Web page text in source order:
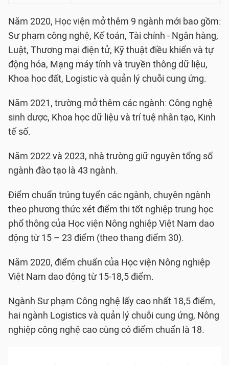
Năm 2020, Học viện mở thêm 9 ngành mới bao gồm:
Sư phạm công nghệ, Kế toán, Tài chính - Ngân hàng,
Luật, Thương mại điện tử, Kỹ thuật điều khiển và tự
động hóa, Mạng máy tính và truyền thông dữ liệu,
Khoa học đất, Logistic và quản lý chuỗi cung ứng.
Năm 2021, trường mở thêm các ngành: Công nghệ
sinh dược, Khoa học dữ liệu và trí tuệ nhân tạo, Kinh
tế số.
Năm 2022 và 2023, nhà trường giữ nguyên tổng số
ngành đào tạo là 43 ngành.
Điểm chuẩn trúng tuyển các ngành, chuyên ngành
theo phương thức xét điểm thi tốt nghiệp trung học
phổ thông của Học viện Nông nghiệp Việt Nam dao
động từ 15 – 23 điểm (theo thang điểm 30).
Năm 2020, điểm chuẩn của Học viện Nông nghiệp
Việt Nam dao động từ 15-18,5 điểm.
Ngành Sư phạm Công nghệ lấy cao nhất 18,5 điểm,
hai ngành Logistics và quản lý chuỗi cung ứng, Nông
nghiệp công nghệ cao cùng có điểm chuẩn là 18.